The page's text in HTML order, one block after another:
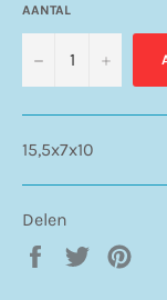
AANTAL
− +
15,5x7x10
Delen
Delen
Twitteren